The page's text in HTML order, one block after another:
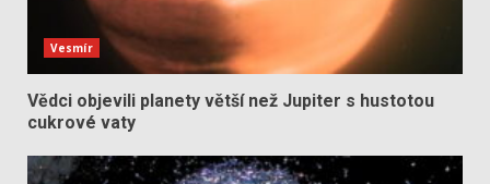
Vesmír
Vědci objevili planety větší než Jupiter s hustotou
cukrové vaty